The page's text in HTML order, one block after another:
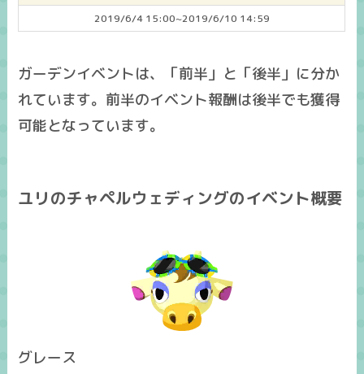
2019/6/4 15:00~2019/6/10 14:59
ガーデンイベントは、「前半」と「後半」に分か
れています。前半のイベント報酬は後半でも獲得
可能となっています。
ユリのチャペルウェディングのイベント概要
グレース